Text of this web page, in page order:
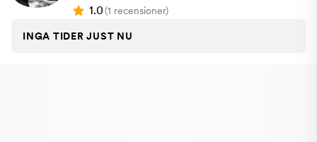
1.0(1 recensioner)
INGA TIDER JUST NU